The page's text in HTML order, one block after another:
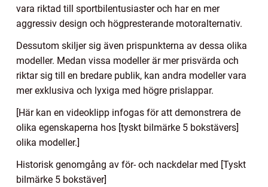
vara riktad till sportbilentusiaster och har en mer
aggressiv design och högpresterande motoralternativ.
Dessutom skiljer sig även prispunkterna av dessa olika
modeller. Medan vissa modeller är mer prisvärda och
riktar sig till en bredare publik, kan andra modeller vara
mer exklusiva och lyxiga med högre prislappar.
[Här kan en videoklipp infogas för att demonstrera de
olika egenskaperna hos [tyskt bilmärke 5 bokstävers]
olika modeller.]
Historisk genomgång av för- och nackdelar med [Tyskt
bilmärke 5 bokstäver]